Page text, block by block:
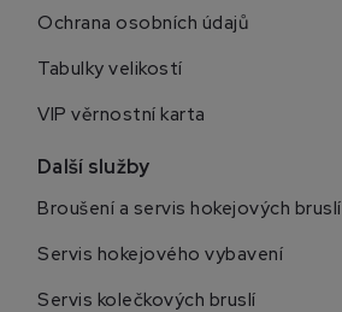
Ochrana osobních údajů
Tabulky velikostí
VIP věrnostní karta
Další služby
Broušení a servis hokejových bruslí
Servis hokejového vybavení
Servis kolečkových bruslí